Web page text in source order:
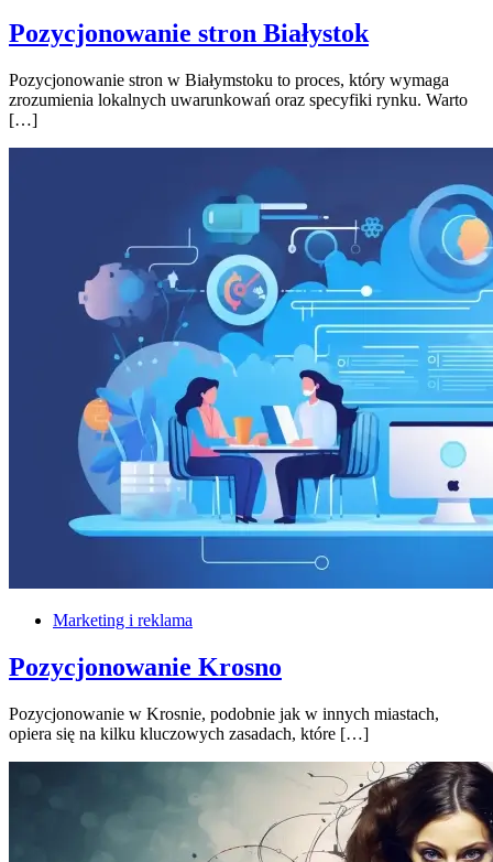
Pozycjonowanie stron Białystok
Pozycjonowanie stron w Białymstoku to proces, który wymaga
zrozumienia lokalnych uwarunkowań oraz specyfiki rynku. Warto
[…]
Marketing i reklama
Pozycjonowanie Krosno
Pozycjonowanie w Krosnie, podobnie jak w innych miastach,
opiera się na kilku kluczowych zasadach, które […]